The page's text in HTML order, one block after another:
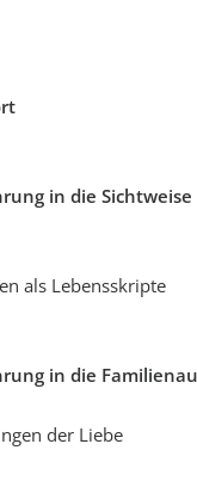
in die Sichtweise
als Lebensskripte
in die
der Liebe